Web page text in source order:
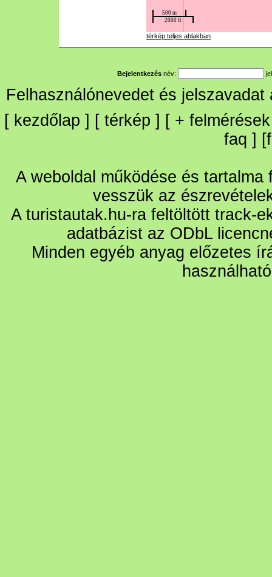
térkép teljes ablakban
Bejelentkezés név:
Felhasználónevedet és
[ kezdőlap ] [ térkép ] [ + felmérések
faq ] [
A weboldal működése és
vesszük az
A turistautak.hu-ra feltöltött track-
adatbázist az ODbL
Minden egyéb anyag előzetes